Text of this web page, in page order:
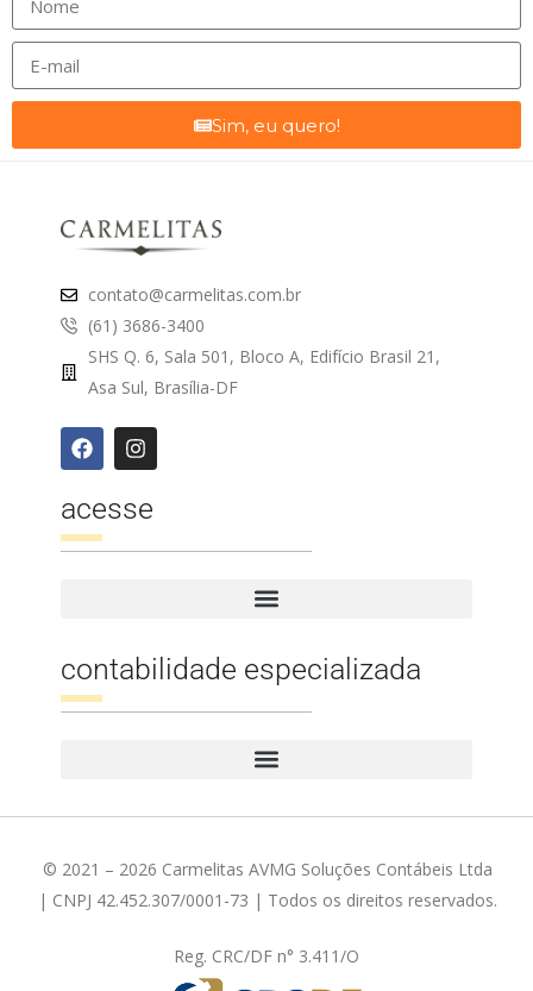
Sim, eu quero!
contato@carmelitas.com.br
(61) 3686-3400
SHS Q. 6, Sala 501, Bloco A, Edifício Brasil 21,
Asa Sul, Brasília-DF
acesse
contabilidade especializada
© 2021 – 2026 Carmelitas AVMG Soluções Contábeis Ltda
| CNPJ 42.452.307/0001-73 | Todos os direitos reservados.
Reg. CRC/DF n° 3.411/O